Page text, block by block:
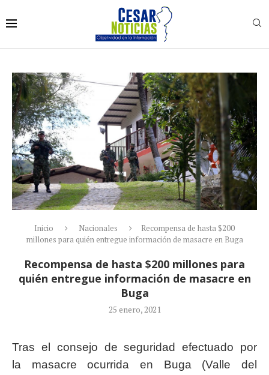
Inicio Nacionales
Recompensa de hasta $200
millones para quién entregue información de masacre en Buga
Recompensa de hasta $200 millones para
quién entregue información de masacre en
Buga
25 enero, 2021
Tras el consejo de seguridad efectuado por
la masacre ocurrida en Buga (Valle del